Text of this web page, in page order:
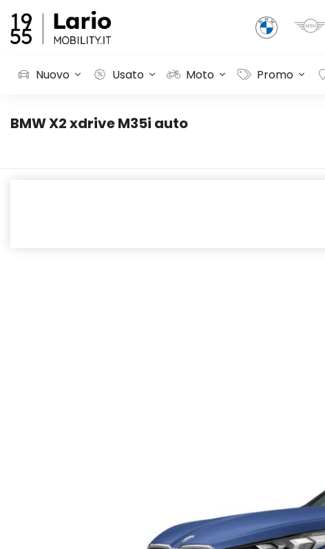
Nuovo Usato Moto Promo
BMW X2 xdrive M35i auto